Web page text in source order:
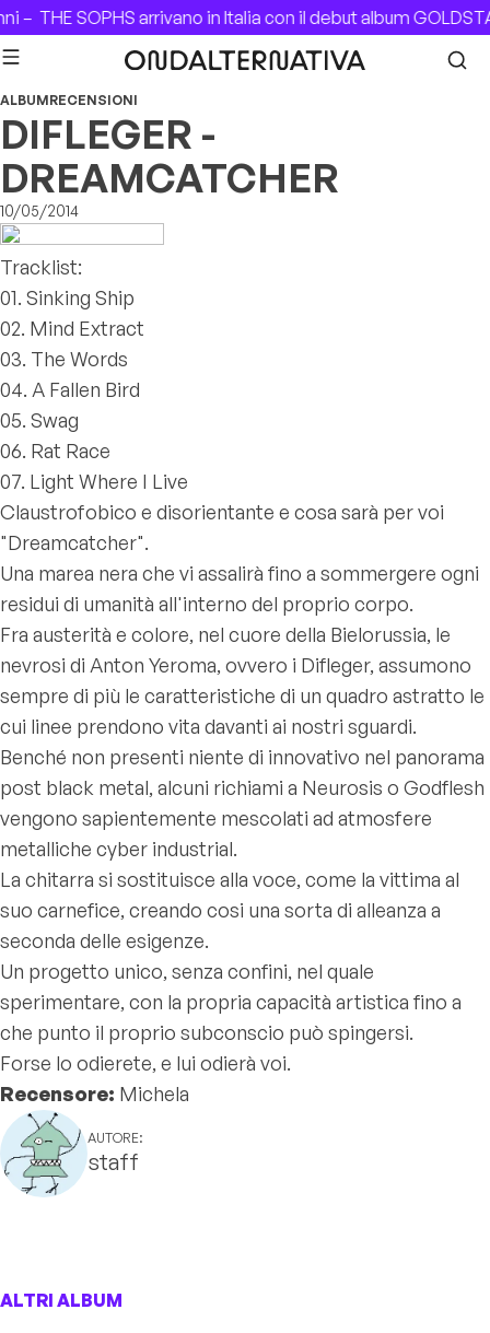
Skip to content
–THE SOPHS arrivano in Italia con il debut album
ALBUMRECENSIONI
DIFLEGER -
DREAMCATCHER
10/05/2014
Tracklist:
01. Sinking Ship
02. Mind Extract
03. The Words
04. A Fallen Bird
05. Swag
06. Rat Race
07. Light Where I Live
Claustrofobico e disorientante e cosa sarà per voi
"Dreamcatcher".
Una marea nera che vi assalirà fino a sommergere ogni
residui di umanità all'interno del proprio corpo.
Fra austerità e colore, nel cuore della Bielorussia, le
nevrosi di Anton Yeroma, ovvero i Difleger, assumono
sempre di più le caratteristiche di un quadro astratto le
cui linee prendono vita davanti ai nostri sguardi.
Benché non presenti niente di innovativo nel panorama
post black metal, alcuni richiami a Neurosis o Godflesh
vengono sapientemente mescolati ad atmosfere
metalliche cyber industrial.
La chitarra si sostituisce alla voce, come la vittima al
suo carnefice, creando cosi una sorta di alleanza a
seconda delle esigenze.
Un progetto unico, senza confini, nel quale
sperimentare, con la propria capacità artistica fino a
che punto il proprio subconscio può spingersi.
Forse lo odierete, e lui odierà voi.
Recensore: Michela
AUTORE:
staff
ALTRI ALBUM